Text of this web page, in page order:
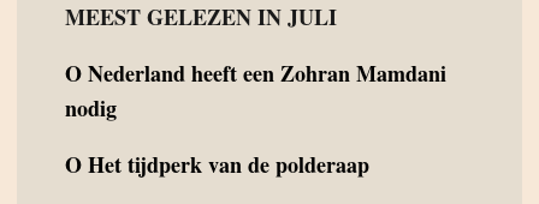
MEEST GELEZEN IN JULI
ONederland heeft een Zohran Mamdani
nodig
OHet tijdperk van de polderaap